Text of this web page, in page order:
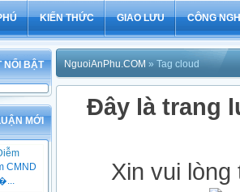
KIẾN THỨC GIAO LƯU CÔNG
NỔI BẬT
MỚI
CMND
NguoiAnPhu.COM » Tag cloud
Đây là trang
Xin vui